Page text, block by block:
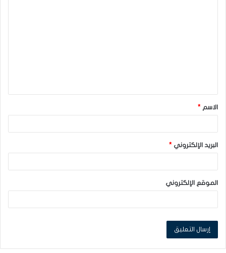
ق
*الاسم *
البريد الإلكتروني *
الموقع الإلكتروني